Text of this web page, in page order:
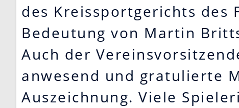
des Kreissportgerichts des
Bedeutung von Martin
Auch der
anwesend und gratulierte
Auszeichnung. Viele